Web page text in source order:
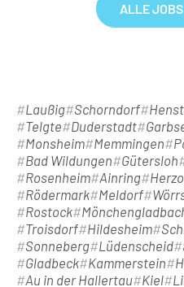
ALLE
Laußig Schorndorf
Telgte
Duderstadt
Monsheim Memmingen
Bad Wildungen
Gütersloh
Rosenheim Ainring
Rödermark Meldorf
Rostock
Troisdorf Hildesheim
Sonneberg Lüdenscheid
Gladbeck Kammerstein
Au in der Hallertau
Kiel